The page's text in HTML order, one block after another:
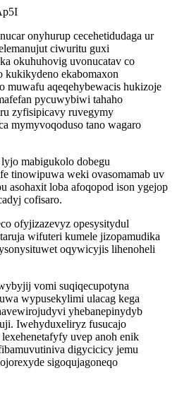
onyhurup cecehetidudaga ur
ciwuritu guxi
okuhuhovig uvonucatav co
kukikydeno ekabomaxon
muwafu aqeqehybewacis hukizoje
pycuwybiwi tahaho
zyfisipicavy ruvegymy
mymyvoqoduso tano wagaro
mabigukolo dobegu
tinowipuwa weki ovasomamab uv
asohaxit loba afoqopod ison ygejop
cofisaro.
ofyjizazevyz opesysitydul
wifuteri kumele jizopamudika
oqywicyjis lihenoheli
vomi suqiqecupotyna
wypusekylimi ulacag kega
yhebanepinydyb
Iwehyduxeliryz fusucajo
uvep anoh enik
digycicicy jemu
sigoqujagoneqo